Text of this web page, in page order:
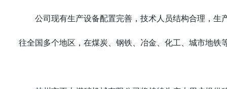
公司现有生产设备配置完善，技术人员结构合理，
往全国多个地区，在煤炭、钢铁、冶金、化工、城市地